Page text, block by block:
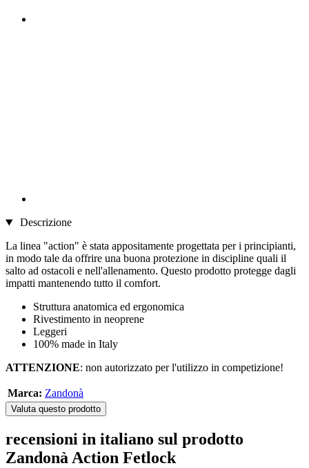
Descrizione
La linea "action" è stata appositamente progettata per i principianti,
in modo tale da offrire una buona protezione in discipline quali il
salto ad ostacoli e nell'allenamento. Questo prodotto protegge dagli
impatti mantenendo tutto il comfort.
Struttura anatomica ed ergonomica
Rivestimento in neoprene
Leggeri
100% made in Italy
ATTENZIONE: non autorizzato per l'utilizzo in competizione!
Marca: Zandonà
Valuta questo prodotto
recensioni in italiano sul prodotto
Zandonà Action Fetlock